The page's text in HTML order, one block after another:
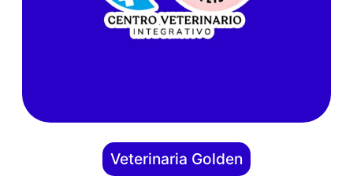
Veterinaria Golden